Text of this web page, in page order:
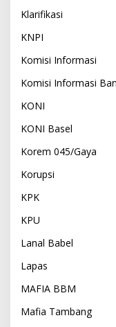
Klarifikasi
KNPI
Komisi Informasi
Komisi Informasi
KONI
KONI Basel
Korem 045/Gaya
Korupsi
KPK
KPU
Lanal Babel
Lapas
MAFIA BBM
Mafia Tambang